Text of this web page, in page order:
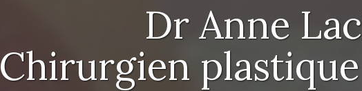
Dr Anne
Chirurgien